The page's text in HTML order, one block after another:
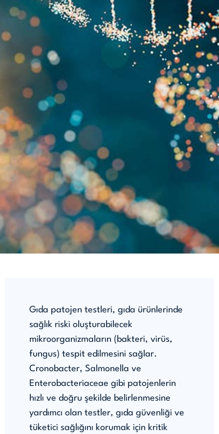
Gıda patojen testleri, gıda ürünlerinde
sağlık riski oluşturabilecek
mikroorganizmaların (bakteri, virüs,
fungus) tespit edilmesini sağlar.
Cronobacter, Salmonella ve
Enterobacteriaceae gibi patojenlerin
hızlı ve doğru şekilde belirlenmesine
yardımcı olan testler, gıda güvenliği ve
tüketici sağlığını korumak için kritik